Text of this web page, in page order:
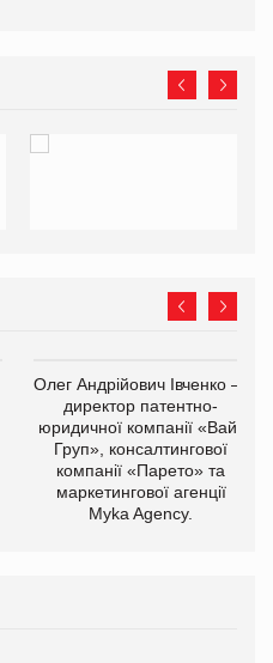
Олег Андрійович Івченко —
директор патентно-
юридичної компанії «Вайз
Груп», консалтингової
компанії «Парето» та
маркетингової агенції
Myka Agency.